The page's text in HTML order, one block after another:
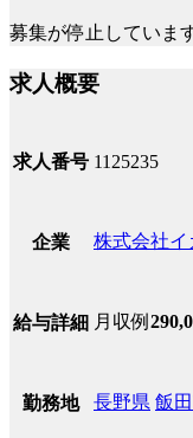
募集が停止していま
求人概要
求人番号 1125235
企業 株式会社イ
給与詳細 月収例
勤務地 長野県 飯